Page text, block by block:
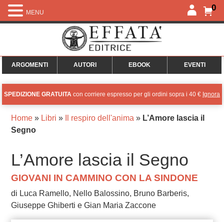
0
ARGOMENTI AUTORI EBOOK EVENTI
SPEDIZIONE GRATUITA con corriere espresso per gli ordini sopra i 40 € Ignora
Home» Libri » Il respiro dell'anima » L’Amore lascia il
Segno
L’Amore lascia il Segno
GIOVANI IN CAMMINO CON LA SINDONE
di Luca Ramello, Nello Balossino, Bruno Barberis,
Giuseppe Ghiberti e Gian Maria Zaccone
MENU